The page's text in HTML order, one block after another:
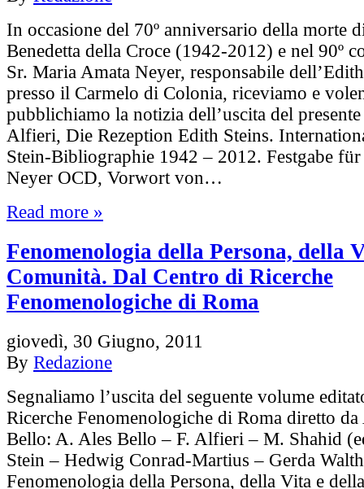
In occasione del 70º anniversario della morte
Benedetta della Croce (1942-2012) e nel 90º
Sr. Maria Amata Neyer, responsabile
presso il Carmelo di Colonia, riceviamo e
pubblichiamo la notizia dell’uscita del
Alfieri, Die Rezeption Edith Steins.
Stein-Bibliographie 1942 – 2012. Festgabe
Neyer OCD, Vorwort von…
Read more »
Fenomenologia della Persona, della
Comunità. Dal Centro di Ricerche
Fenomenologiche di Roma
giovedì, 30 Giugno, 2011
By Redazione
Segnaliamo l’uscita del seguente volume
Ricerche Fenomenologiche di Roma diretto
Bello: A. Ales Bello – F. Alfieri – M. Shahid
Stein – Hedwig Conrad-Martius – Gerda
Fenomenologia della Persona, della Vita e